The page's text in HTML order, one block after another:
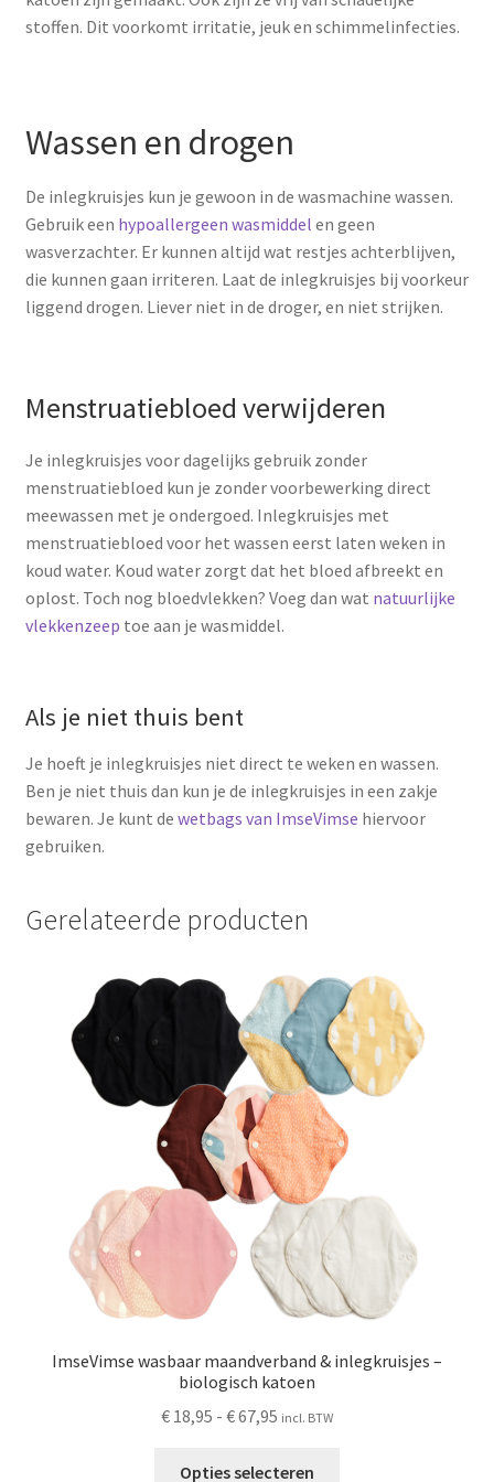
stoffen. Dit voorkomt irritatie, jeuk en schimmelinfecties.
Wassen en drogen
De inlegkruisjes kun je gewoon in de wasmachine wassen.
Gebruik een hypoallergeen wasmiddel en geen
wasverzachter. Er kunnen altijd wat restjes achterblijven,
die kunnen gaan irriteren. Laat de inlegkruisjes bij voorkeur
liggend drogen. Liever niet in de droger, en niet strijken.
Menstruatiebloed verwijderen
Je inlegkruisjes voor dagelijks gebruik zonder
menstruatiebloed kun je zonder voorbewerking direct
meewassen met je ondergoed. Inlegkruisjes met
menstruatiebloed voor het wassen eerst laten weken in
koud water. Koud water zorgt dat het bloed afbreekt en
oplost. Toch nog bloedvlekken? Voeg dan wat natuurlijke
vlekkenzeep toe aan je wasmiddel.
Als je niet thuis bent
Je hoeft je inlegkruisjes niet direct te weken en wassen.
Ben je niet thuis dan kun je de inlegkruisjes in een zakje
bewaren. Je kunt de wetbags van ImseVimse hiervoor
gebruiken.
Gerelateerde producten
ImseVimse wasbaar maandverband & inlegkruisjes –
biologisch katoen
€ 18,95 - €67,95 Prijsklasse:
tot
incl. BTW
Opties selecteren